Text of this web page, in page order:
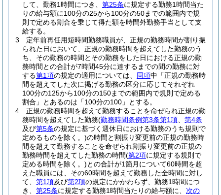
して、勤務1時間につき、 第25条に規定する勤務1時間当た
りの給与額に100分の25から100分の50までの範囲内で規
則で定める割合を乗じて得た額を時間外勤務手当として支
給する。
3
定年前再任用短時間勤務職員が、正規の勤務時間が割り振
られた日において、正規の勤務時間を超えてした勤務のう
ち、その勤務の時間とその勤務をした日における正規の勤
務時間との合計が7時間45分に達するまでの間の勤務に対
する第1項の規定の適用については、 同項中「正規の勤務時
間を超えてした次に掲げる勤務の区分に応じてそれぞれ
100分の125から100分の150までの範囲内で規則で定める
割合」とあるのは「100分の100」とする。
4
正規の勤務時間を超えて勤務することを命ぜられ正規の勤
務時間を超えてした勤務(勤務時間条例第3条第1項
第4条
及び第5条の規定に基づく週休日における勤務のうち規則で
定めるものを除く。)の時間と割振り変更前の正規の勤務時
間を超えて勤務することを命ぜられ割振り変更前の正規の
勤務時間を超えてした勤務の時間(第2項に規定する規則で
定める時間を除く。)との合計が1箇月について60時間を超
えた職員には、その60時間を超えて勤務した全時間に対し
て、 第1項及び第2項の規定にかかわらず、勤務1時間につ
き、 第25条に規定する勤務1時間当たりの給与額に、 次の